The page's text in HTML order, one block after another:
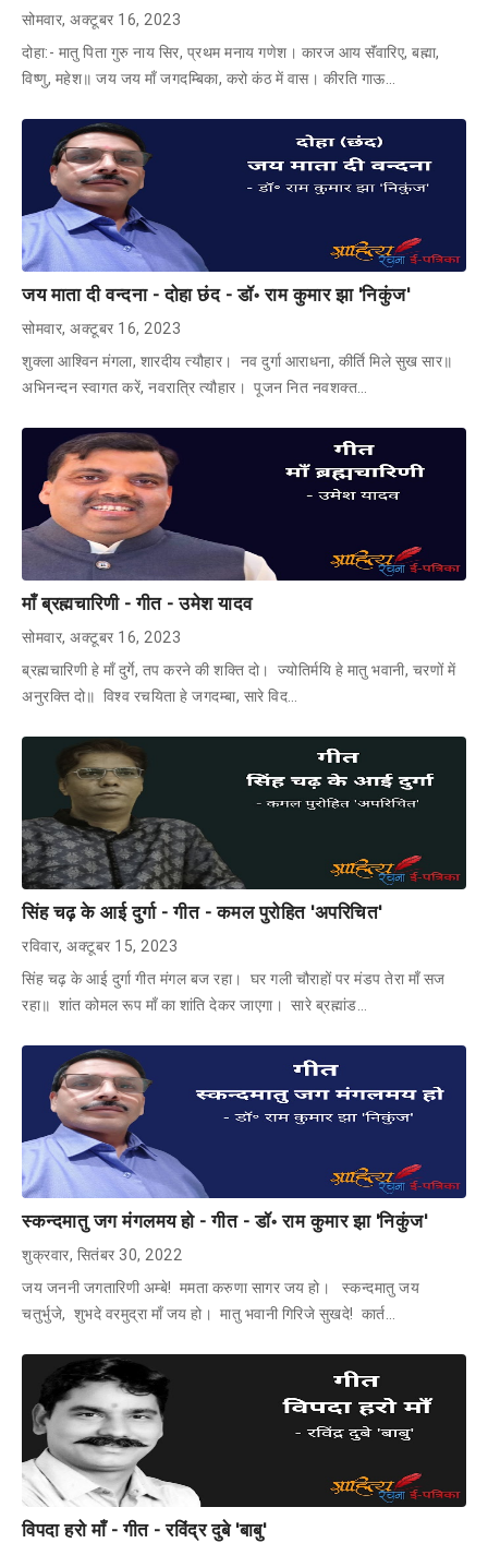
सोमवार, अक्टूबर 16, 2023
दोहा:- मातु पिता गुरु नाय सिर, प्रथम मनाय गणेश। कारज आय सॅंवारिए, बह्मा,
विष्णु, महेश॥ जय जय माँ जगदम्बिका, करो कंठ में वास। कीरति गाऊ…
जय माता दी वन्दना - दोहा छंद - डॉ॰ राम कुमार झा 'निकुंज'
सोमवार, अक्टूबर 16, 2023
शुक्ला आश्विन मंगला, शारदीय त्यौहार। नव दुर्गा आराधना, कीर्ति मिले सुख सार॥
अभिनन्दन स्वागत करें, नवरात्रि त्यौहार। पूजन नित नवशक्त…
माँ ब्रह्मचारिणी - गीत - उमेश यादव
सोमवार, अक्टूबर 16, 2023
ब्रह्मचारिणी हे माँ दुर्गे, तप करने की शक्ति दो। ज्योतिर्मयि हे मातु भवानी, चरणों में
अनुरक्ति दो॥ विश्व रचयिता हे जगदम्बा, सारे विद…
सिंह चढ़ के आई दुर्गा - गीत - कमल पुरोहित 'अपरिचित'
रविवार, अक्टूबर 15, 2023
सिंह चढ़ के आई दुर्गा गीत मंगल बज रहा। घर गली चौराहों पर मंडप तेरा माँ सज
रहा॥ शांत कोमल रूप माँ का शांति देकर जाएगा। सारे ब्रह्मांड…
स्कन्दमातु जग मंगलमय हो - गीत - डॉ॰ राम कुमार झा 'निकुंज'
शुक्रवार, सितंबर 30, 2022
जय जननी जगतारिणी अम्बे! ममता करुणा सागर जय हो। स्कन्दमातु जय
चतुर्भुजे, शुभदे वरमुद्रा माँ जय हो। मातु भवानी गिरिजे सुखदे! कार्त…
विपदा हरो माँ - गीत - रविंद्र दुबे 'बाबु'